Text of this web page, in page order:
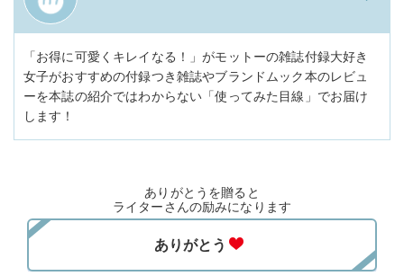
「お得に可愛くキレイなる！」がモットーの雑誌付録大好き
女子がおすすめの付録つき雑誌やブランドムック本のレビュ
ーを本誌の紹介ではわからない「使ってみた目線」でお届け
します！
ありがとうを贈ると
ライターさんの励みになります